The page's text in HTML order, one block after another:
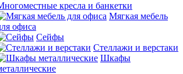
кресла и банкетки
Мягкая мебель
офиса
Сейфы
Стеллажи и верстаки
Шкафы